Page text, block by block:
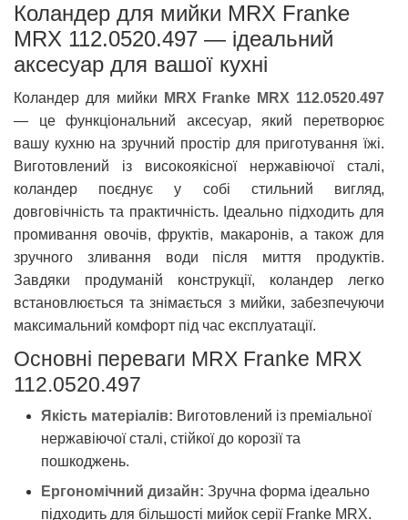
Коландер для мийки MRX Franke
MRX 112.0520.497 — ідеальний
аксесуар для вашої кухні
Коландер для мийки
MRX Franke MRX 112.0520.497
— це функціональний аксесуар, який перетворює
вашу кухню на зручний простір для приготування їжі.
Виготовлений із високоякісної нержавіючої сталі,
коландер поєднує у собі стильний вигляд,
довговічність та практичність. Ідеально підходить для
промивання овочів, фруктів, макаронів, а також для
зручного зливання води після миття продуктів.
Завдяки продуманій конструкції, коландер легко
встановлюється та знімається з мийки, забезпечуючи
максимальний комфорт під час експлуатації.
Основні переваги MRX Franke MRX
112.0520.497
Якість матеріалів: Виготовлений із преміальної
нержавіючої сталі, стійкої до корозії та
пошкоджень.
Ергономічний дизайн: Зручна форма ідеально
підходить для більшості мийок серії Franke MRX.